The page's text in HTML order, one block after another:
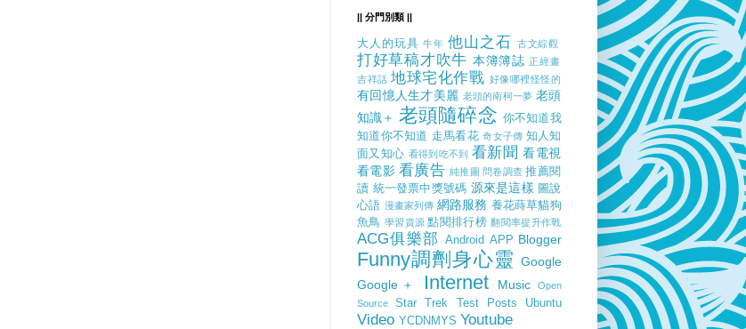
|| 分門別類 ||
大人的玩具 牛年 他山之石 古文綜觀
打好草稿才吹牛 本簿簿誌 正經畫
吉祥話 地球宅化作戰 好像哪裡怪怪的
有回憶人生才美麗 老頭的南柯一夢 老頭
知識＋ 老頭隨碎念 你不知道我
知道你不知道 走馬看花 奇女子傳 知人知
面又知心 看得到吃不到 看新聞 看電視
看電影 看廣告 純推圖 問卷調查 推薦閱
讀 統一發票中獎號碼 源來是這樣 圖說
心語 漫畫家列傳 網路服務 養花蒔草貓狗
魚鳥 學習資源 點閱排行榜 翻閱率提升作戰
ACG俱樂部 Android APP Blogger
Funny調劑身心靈 Google
Google＋
Internet Music
Open
Source
Star Trek Test Posts Ubuntu
Video YCDNMYS Youtube